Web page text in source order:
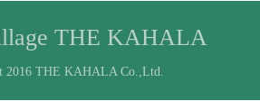
THE KAHALA
2016 THE KAHALA Co.,Ltd.